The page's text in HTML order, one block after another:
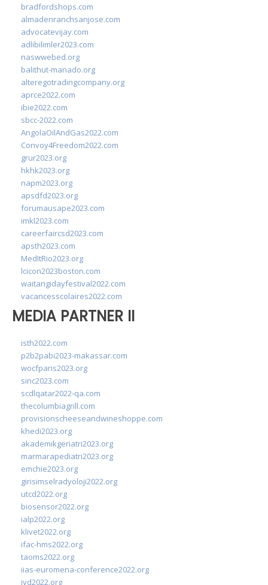
bradfordshops.com
almadenranchsanjose.com
advocatevijay.com
adlibilimler2023.com
naswwebed.org
balithut-manado.org
alteregotradingcompany.org
aprce2022.com
ibie2022.com
sbcc-2022.com
AngolaOilAndGas2022.com
Convoy4Freedom2022.com
grur2023.org
hkhk2023.org
napm2023.org
apsdfd2023.org
forumausape2023.com
imkl2023.com
careerfaircsd2023.com
apsth2023.com
MedItRio2023.org
lcicon2023boston.com
waitangidayfestival2022.com
vacancesscolaires2022.com
MEDIA PARTNER II
isth2022.com
p2b2pabi2023-makassar.com
wocfparis2023.org
sinc2023.com
scdlqatar2022-qa.com
thecolumbiagrill.com
provisionscheeseandwineshoppe.com
khedi2023.org
akademikgeriatri2023.org
marmarapediatri2023.org
emchie2023.org
girisimselradyoloji2022.org
utcd2022.org
biosensor2022.org
ialp2022.org
klivet2022.org
ifac-hms2022.org
taoms2022.org
iias-euromena-conference2022.org
ivd2022.org